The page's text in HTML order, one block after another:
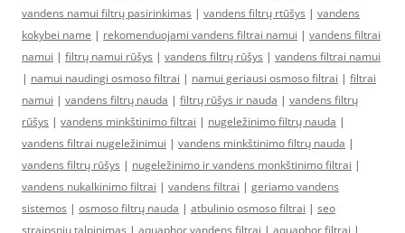
vandens namui filtrų pasirinkimas | vandens filtrų rtūšys | vandens
kokybei name | rekomenduojami vandens filtrai namui | vandens filtrai
namui | filtrų namui rūšys | vandens filtrų rūšys | vandens filtrai namui
| namui naudingi osmoso filtrai | namui geriausi osmoso filtrai | filtrai
namui | vandens filtrų nauda | filtrų rūšys ir nauda | vandens filtrų
rūšys | vandens minkštinimo filtrai | nugeležinimo filtrų nauda |
vandens filtrai nugeležinimui | vandens minkštinimo filtrų nauda |
vandens filtrų rūšys | nugeležinimo ir vandens monkštinimo filtrai |
vandens nukalkinimo filtrai | vandens filtrai | geriamo vandens
sistemos | osmoso filtrų nauda | atbulinio osmoso filtrai | seo
straipsniu talpinimas | aquaphor vandens filtrai | aquaphor filtrai |